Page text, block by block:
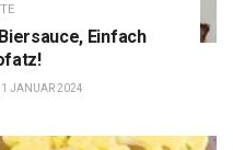
Einfach
JANUAR 2024